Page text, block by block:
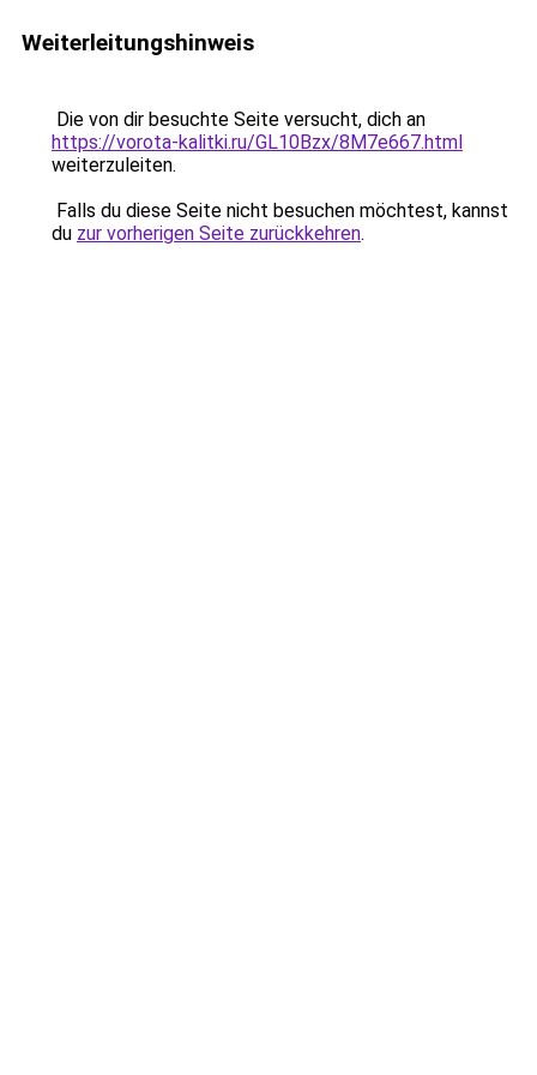
Weiterleitungshinweis
Die von dir besuchte Seite versucht, dich an
https://vorota-kalitki.ru/GL10Bzx/8M7e667.html
weiterzuleiten.
Falls du diese Seite nicht besuchen möchtest, kannst
du zur vorherigen Seite zurückkehren.